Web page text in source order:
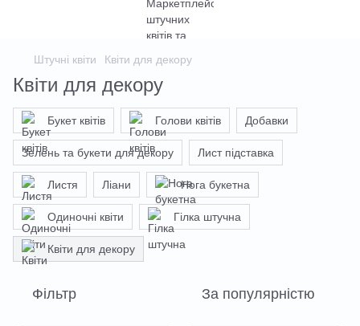
Штучні квіти Квіти для декору
Квіти для декору
Букет квітів Голови квітів Добавки
Зелень та букети для декору Лист підставка
Листя Ліани Нога букетна
Одиночні квіти Гілка штучна
Квіти для декору
Фільтр За популярністю